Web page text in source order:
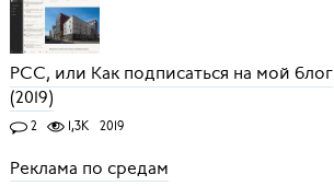
РСС, или Как подписаться на мой блог
(2019)
2 1,3K 2019
Реклама по средам